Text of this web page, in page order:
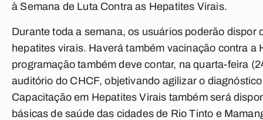
à Semana de Luta Contra as Hepatites Virais.
Durante toda a semana, os usuários poderão
hepatites virais. Haverá também vacinação contra
programação também deve contar, na quarta-feira
auditório do CHCF, objetivando agilizar o
Capacitação em Hepatites Virais também será
básicas de saúde das cidades de Rio Tinto e